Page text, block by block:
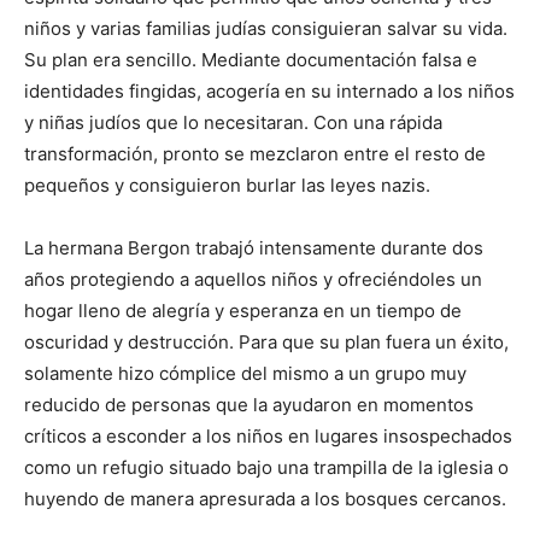
niños y varias familias judías consiguieran salvar su vida.
Su plan era sencillo. Mediante documentación falsa e
identidades fingidas, acogería en su internado a los niños
y niñas judíos que lo necesitaran. Con una rápida
transformación, pronto se mezclaron entre el resto de
pequeños y consiguieron burlar las leyes nazis.
La hermana Bergon trabajó intensamente durante dos
años protegiendo a aquellos niños y ofreciéndoles un
hogar lleno de alegría y esperanza en un tiempo de
oscuridad y destrucción. Para que su plan fuera un éxito,
solamente hizo cómplice del mismo a un grupo muy
reducido de personas que la ayudaron en momentos
críticos a esconder a los niños en lugares insospechados
como un refugio situado bajo una trampilla de la iglesia o
huyendo de manera apresurada a los bosques cercanos.